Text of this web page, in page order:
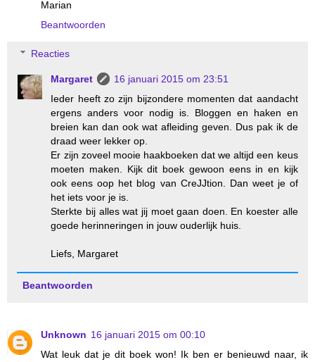
Marian
Beantwoorden
Reacties
Margaret
16 januari 2015 om 23:51
Ieder heeft zo zijn bijzondere momenten dat aandacht
ergens anders voor nodig is. Bloggen en haken en
breien kan dan ook wat afleiding geven. Dus pak ik de
draad weer lekker op.
Er zijn zoveel mooie haakboeken dat we altijd een keus
moeten maken. Kijk dit boek gewoon eens in en kijk
ook eens oop het blog van CreJJtion. Dan weet je of
het iets voor je is.
Sterkte bij alles wat jij moet gaan doen. En koester alle
goede herinneringen in jouw ouderlijk huis.
Liefs, Margaret
Beantwoorden
Unknown 16 januari 2015 om 00:10
Wat leuk dat je dit boek won! Ik ben er benieuwd naar, ik